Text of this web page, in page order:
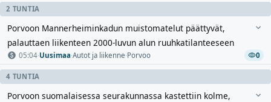
2 TUNTIA
Porvoon Mannerheiminkadun muistomatelut päättyvät,
palauttaen liikenteen 2000-luvun alun ruuhkatilanteeseen
05:04·Uusimaa·Autot ja liikenne·Porvoo 0
4 TUNTIA
Porvoon suomalaisessa seurakunnassa kastettiin kolme,